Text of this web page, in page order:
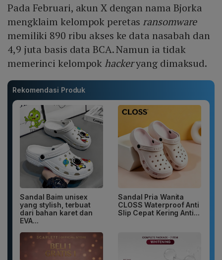
Pada Februari, akun X dengan nama Bjorka
mengklaim kelompok peretas ransomware
memiliki 890 ribu akses ke data nasabah dan
4,9 juta basis data BCA. Namun ia tidak
memerinci kelompokhackeryang dimaksud.
Rekomendasi Produk
Sandal Baim unisex
yang stylish, terbuat
dari bahan karet dan
EVA...
Sandal Pria Wanita
CLOSS Waterproof Anti
Slip Cepat Kering Anti...